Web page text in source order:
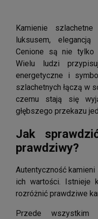
Kamienie
luksusem, elegancją
Cenione są nie tylko
Wielu ludzi
energetyczne i
szlachetnych łączą w
czemu stają się
głębszego przekazu
Jak
prawdziwy?
Autentyczność
ich wartości. Istnieje
rozróżnić prawdziwe
Przede